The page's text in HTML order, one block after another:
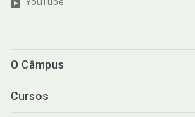
O Câmpus
Cursos